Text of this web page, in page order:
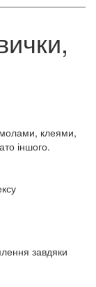
клеями,
іншого.
завдяки